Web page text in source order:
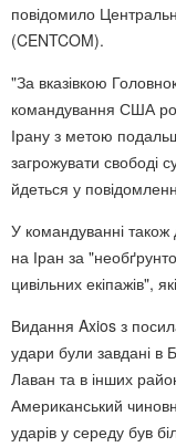
повідомило
(CENTCOM).
"За вказівкою
командування США
Ірану з метою
загрожувати свободі
йдеться у
У командуванні також
на Іран за
цивільних екіпажів",
Видання Axios з
удари були завдані в
Лаван та в інших
Американський
ударів у середу був